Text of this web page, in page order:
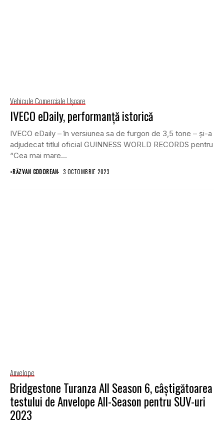
Vehicule Comerciale Uşoare
IVECO eDaily, performanță istorică
IVECO eDaily – în versiunea sa de furgon de 3,5 tone – și-a
adjudecat titlul oficial GUINNESS WORLD RECORDS pentru
“Cea mai mare...
•RĂZVAN CODOREAN 3 OCTOMBRIE 2023
Anvelope
Bridgestone Turanza All Season 6, câștigătoarea
testului de Anvelope All-Season pentru SUV-uri
2023